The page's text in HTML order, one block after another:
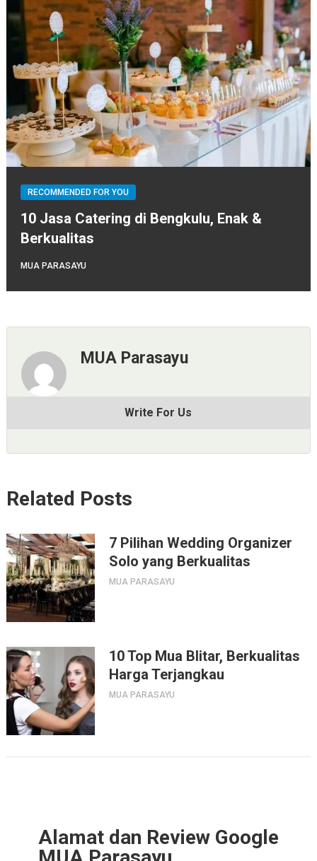
RECOMMENDED FOR YOU
10 Jasa Catering di Bengkulu, Enak &
Berkualitas
MUA PARASAYU
MUA Parasayu
Write For Us
Related Posts
7 Pilihan Wedding Organizer
Solo yang Berkualitas
MUA PARASAYU
10 Top Mua Blitar, Berkualitas
Harga Terjangkau
MUA PARASAYU
Alamat dan Review Google